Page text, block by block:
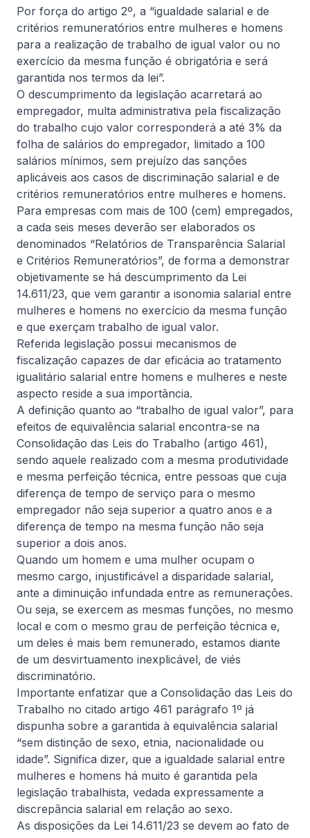
consideravelmente mais amplo
Informativa
5 de agosto, 2026 De Natale Advogados
Avalanche de processos sobre
Pejotização, após decisão do STF
O STF autorizou a retomada dos processos sobre
pejotização suspensos pelo Tema 1.389. Embora a
tese definitiva ainda não tenha sido fixada, as ações
voltam a tramitar, exigindo das empresas revisão da
estratégia de defesa, organização das provas e
atenção à documentação das contratações.
Ler artigo completo
Informativa
4 de agosto, 2026 De Natale Advogados
MP do Frete Mínimo
Quais os impactos e as mudanças no transporte
rodoviário de cargas após a aprovação do Senado
da Medida Provisória nº 1.343/2026?
Ler artigo completo
Informativa
Por força do artigo 2º, a “igualdade salarial e de
critérios remuneratórios entre mulheres e homens
para a realização de trabalho de igual valor ou no
exercício da mesma função é obrigatória e será
garantida nos termos da lei”.
O descumprimento da legislação acarretará ao
empregador, multa administrativa pela fiscalização
do trabalho cujo valor corresponderá a até 3% da
folha de salários do empregador, limitado a 100
salários mínimos, sem prejuízo das sanções
aplicáveis aos casos de discriminação salarial e de
critérios remuneratórios entre mulheres e homens.
Para empresas com mais de 100 (cem) empregados,
a cada seis meses deverão ser elaborados os
denominados “Relatórios de Transparência Salarial
e Critérios Remuneratórios”, de forma a demonstrar
objetivamente se há descumprimento da Lei
14.611/23, que vem garantir a isonomia salarial entre
mulheres e homens no exercício da mesma função
e que exerçam trabalho de igual valor.
Referida legislação possui mecanismos de
fiscalização capazes de dar eficácia ao tratamento
igualitário salarial entre homens e mulheres e neste
aspecto reside a sua importância.
A definição quanto ao “trabalho de igual valor”, para
efeitos de equivalência salarial encontra-se na
Consolidação das Leis do Trabalho (artigo 461),
sendo aquele realizado com a mesma produtividade
e mesma perfeição técnica, entre pessoas que cuja
diferença de tempo de serviço para o mesmo
empregador não seja superior a quatro anos e a
diferença de tempo na mesma função não seja
superior a dois anos.
Quando um homem e uma mulher ocupam o
mesmo cargo, injustificável a disparidade salarial,
ante a diminuição infundada entre as remunerações.
Ou seja, se exercem as mesmas funções, no mesmo
local e com o mesmo grau de perfeição técnica e,
um deles é mais bem remunerado, estamos diante
de um desvirtuamento inexplicável, de viés
discriminatório.
Importante enfatizar que a Consolidação das Leis do
Trabalho no citado artigo 461 parágrafo 1º já
dispunha sobre a garantida à equivalência salarial
“sem distinção de sexo, etnia, nacionalidade ou
idade”. Significa dizer, que a igualdade salarial entre
mulheres e homens há muito é garantida pela
legislação trabalhista, vedada expressamente a
discrepância salarial em relação ao sexo.
As disposições da Lei 14.611/23 se devem ao fato de